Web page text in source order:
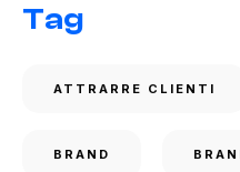
Tag
ATTRARRE CLIENTI
BRAND